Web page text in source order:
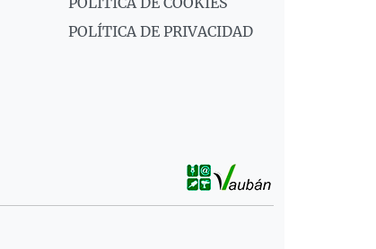
POLÍTICA DE PRIVACIDAD